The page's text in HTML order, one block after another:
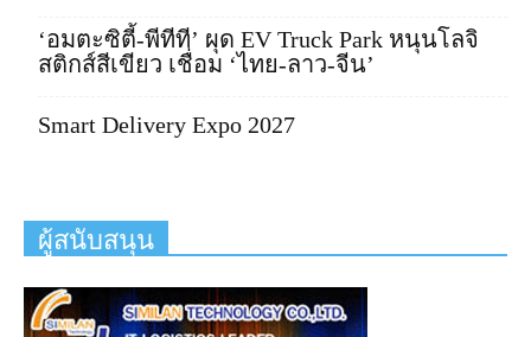
‘อมตะซิตี้-พีทีที’ ผุด EV Truck Park หนุนโลจิ
สติกส์สีเขียว เชื่อม ‘ไทย-ลาว-จีน’
Smart Delivery Expo 2027
ผู้สนับสนุน